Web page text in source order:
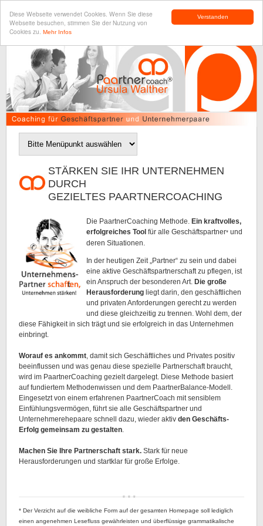
Verstanden
Diese Webseite verwendet Cookies. Wenn Sie diese
Webseite besuchen, stimmen Sie der Nutzung von
Cookies zu. Mehr Infos
STÄRKEN SIE IHR UNTERNEHMEN
DURCH
GEZIELTES PAARTNERCOACHING
Die PaartnerCoaching Methode. Ein kraftvolles,
erfolgreiches Tool für alle Geschäftspartner* und
deren Situationen.
In der heutigen Zeit „Partner“ zu sein und dabei
eine aktive Geschäftspartnerschaft zu pflegen, ist
ein Anspruch der besonderen Art. Die große
Herausforderung liegt darin, den geschäftlichen
und privaten Anforderungen gerecht zu werden
und diese gleichzeitig zu trennen. Wohl dem, der
diese Fähigkeit in sich trägt und sie erfolgreich in das Unternehmen
einbringt.
Worauf es ankommt, damit sich Geschäftliches und Privates positiv
beeinflussen und was genau diese spezielle Partnerschaft braucht,
wird im PaartnerCoaching gezielt dargelegt. Diese Methode basiert
auf fundiertem Methodenwissen und dem PaartnerBalance-Modell.
Eingesetzt von einem erfahrenen PaartnerCoach mit sensiblem
Einfühlungsvermögen, führt sie alle Geschäftspartner und
Unternehmerehepaare schnell dazu, wieder aktivden Geschäfts-
Erfolg gemeinsam zu gestalten.
Machen Sie Ihre Partnerschaft stark. Stark für neue
Herausforderungen und startklar für große Erfolge.
* DerVerzicht auf die weibliche Form auf der gesamten Homepage soll lediglich
einen angenehmen Lesefluss gewährleisten und überflüssige grammatikalische